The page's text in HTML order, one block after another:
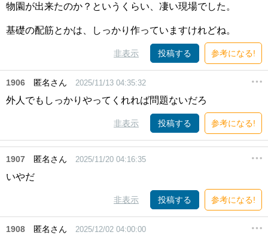
物園が出来たのか？というくらい、凄い現場でした。
基礎の配筋とかは、しっかり作っていますけれどね。
非表示 投稿する 参考になる!
1906 匿名さん 2025/11/13 04:35:32
外人でもしっかりやってくれれば問題ないだろ
非表示 投稿する 参考になる!
1907 匿名さん 2025/11/20 04:16:35
いやだ
非表示 投稿する 参考になる!
1908 匿名さん 2025/12/02 04:00:00